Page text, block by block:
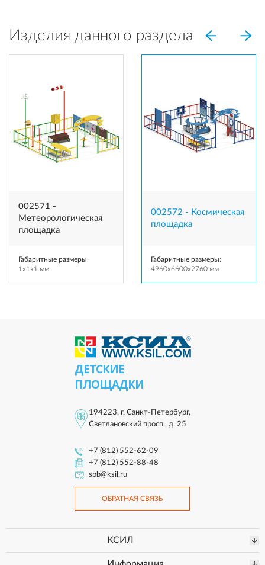
Изделия данного раздела
002571 -
Метеорологическая
площадка
Габаритные размеры:
1x1x1 мм
002572 - Космическая
площадка
Габаритные размеры:
4960x6600x2760 мм
ДЕТСКИЕ
ПЛОЩАДКИ
194223, г. Санкт-Петербург,
Светлановский просп., д. 25
+7 (812) 552-62-09
+7 (812) 552-88-48
spb@ksil.ru
ОБРАТНАЯ СВЯЗЬ
КСИЛ